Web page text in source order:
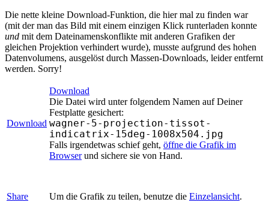
Die nette kleine Download-Funktion, die hier mal zu finden war
(mit der man das Bild mit einem einzigen Klick runterladen konnte
und mit dem Dateinamenskonflikte mit anderen Grafiken der
gleichen Projektion verhindert wurde), musste aufgrund des hohen
Datenvolumens, ausgelöst durch Massen-Downloads, leider entfernt
werden. Sorry!
Download
Download
Die Datei wird unter folgendem Namen auf Deiner
Festplatte gesichert:
wagner-5-projection-tissot-
indicatrix-15deg-1008x504.jpg
Falls irgendetwas schief geht, öffne die Grafik im
Browserund sichere sie von Hand.
Share Um die Grafik zu teilen, benutze die Einzelansicht.